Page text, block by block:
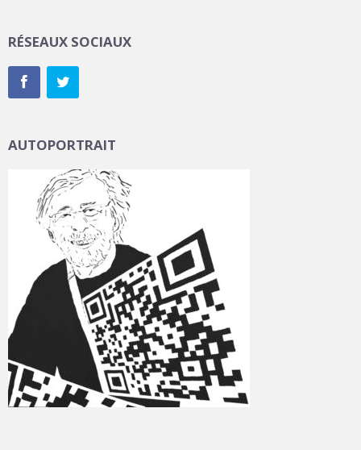
RÉSEAUX SOCIAUX
AUTOPORTRAIT